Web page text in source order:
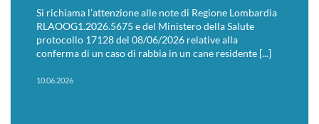
Si richiama l’attenzione alle note di Regione Lombardia
RLAOOG1.2026.5675 e del Ministero della Salute
protocollo 17128 del 08/06/2026 relative alla
conferma di un caso di rabbia in un cane residente [...]
10.06.2026